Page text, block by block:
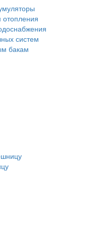
систем
бакам